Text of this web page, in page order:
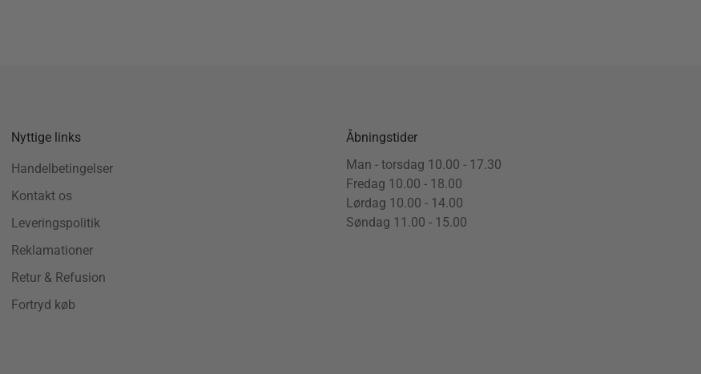
Nyttige links
Handelbetingelser
Kontakt os
Leveringspolitik
Reklamationer
Retur & Refusion
Fortryd køb
Åbningstider
Man - torsdag 10.00 - 17.30
Fredag 10.00 - 18.00
Lørdag 10.00 - 14.00
Søndag 11.00 - 15.00